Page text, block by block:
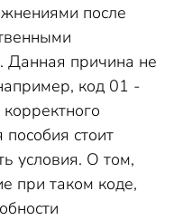
после
Данная причина не
код 01 -
стоит
условия. О том,
при таком коде,